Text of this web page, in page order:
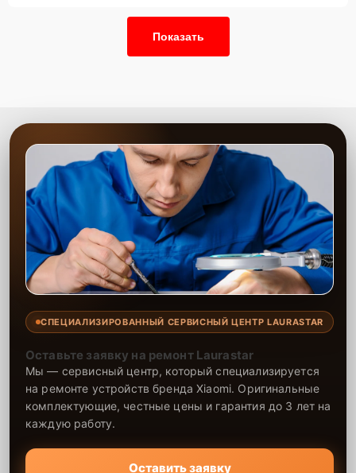
Показать
СПЕЦИАЛИЗИРОВАННЫЙ СЕРВИСНЫЙ ЦЕНТР LAURASTAR
Оставьте заявку на ремонт Laurastar
Мы — сервисный центр, который специализируется
на ремонте устройств бренда Xiaomi. Оригинальные
комплектующие, честные цены и гарантия до 3 лет на
каждую работу.
Оставить заявку